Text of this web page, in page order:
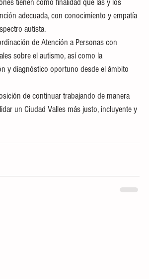
tienen como finalidad que las y los
adecuada, con conocimiento y empatía
autista.
de Atención a Personas con
sobre el autismo, así como la
y diagnóstico oportuno desde el ámbito
de continuar trabajando de manera
un Ciudad Valles más justo, incluyente y